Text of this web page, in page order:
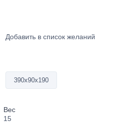
Добавить в список желаний
390х90х190
Вес
15